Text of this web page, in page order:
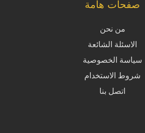
صفحات هامة
من نحن
الاسئلة الشائعة
سياسة الخصوصية
شروط الاستخدام
اتصل بنا